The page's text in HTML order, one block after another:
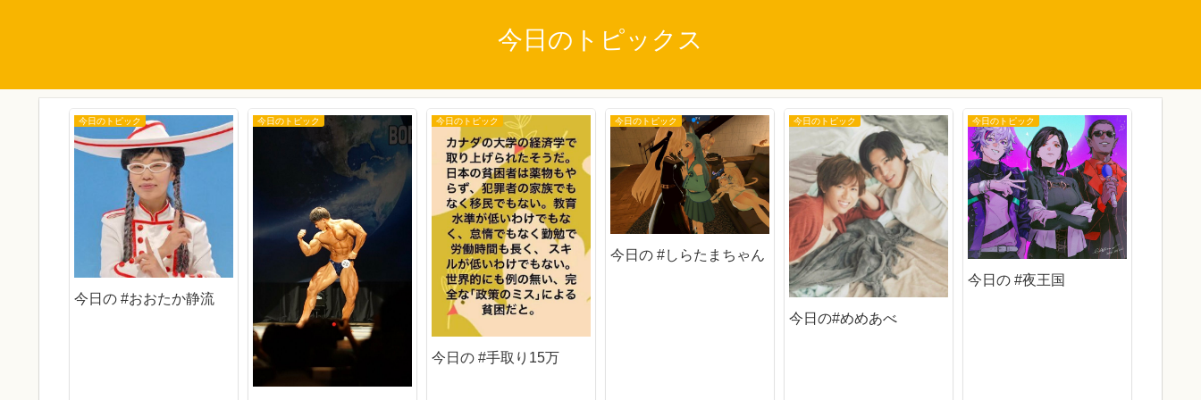
今日のトピックス
今日のトピック
今日の #おおたか静流
今日のトピック 今日のトピック
今日の #手取り15万
今日のトピック
今日の #しらたまちゃん
今日のトピック
今日の#めめあべ
今日のトピック
今日の #夜王国